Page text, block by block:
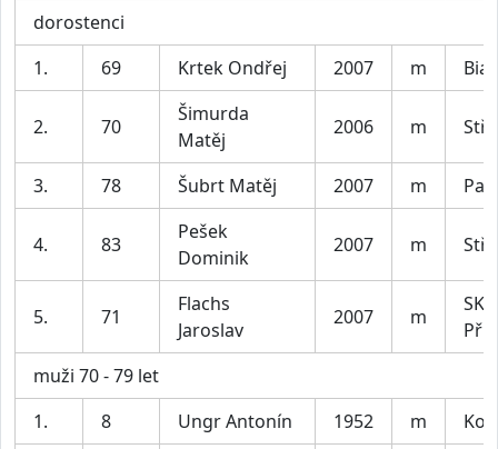
dorostenci
1.
69 Krtek Ondřej 2007 m
2. 70
Šimurda
Matěj
2006 m
3. 78 Šubrt Matěj 2007 m
4. 83
Pešek
Dominik
2007 m
5. 71
Flachs
Jaroslav
2007 m
SK
muži 70 - 79 let
1.
8 Ungr Antonín 1952 m